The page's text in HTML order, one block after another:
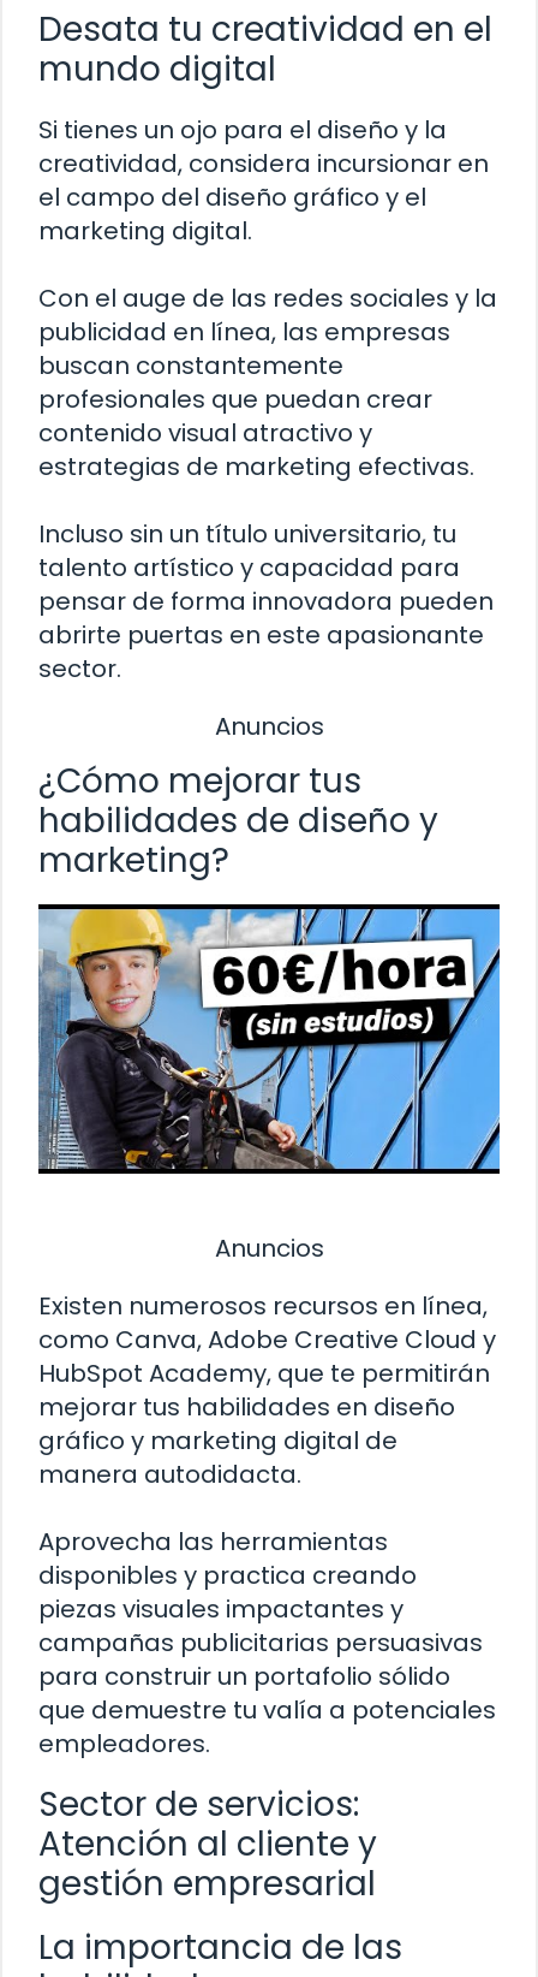
Desata tu creatividad en el
mundo digital
Si tienes un ojo para el diseño y la
creatividad, considera incursionar en
el campo del diseño gráfico y el
marketing digital.
Con el auge de las redes sociales y la
publicidad en línea, las empresas
buscan constantemente
profesionales que puedan crear
contenido visual atractivo y
estrategias de marketing efectivas.
Incluso sin un título universitario, tu
talento artístico y capacidad para
pensar de forma innovadora pueden
abrirte puertas en este apasionante
sector.
Anuncios
¿Cómo mejorar tus
habilidades de diseño y
marketing?
Anuncios
Existen numerosos recursos en línea,
como Canva, Adobe Creative Cloud y
HubSpot Academy, que te permitirán
mejorar tus habilidades en diseño
gráfico y marketing digital de
manera autodidacta.
Aprovecha las herramientas
disponibles y practica creando
piezas visuales impactantes y
campañas publicitarias persuasivas
para construir un portafolio sólido
que demuestre tu valía a potenciales
empleadores.
Sector de servicios:
Atención al cliente y
gestión empresarial
La importancia de las